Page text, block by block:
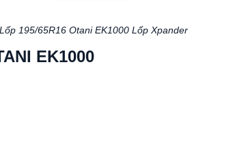
Lốp 195/65R16 Otani EK1000 Lốp Xpander
EK1000